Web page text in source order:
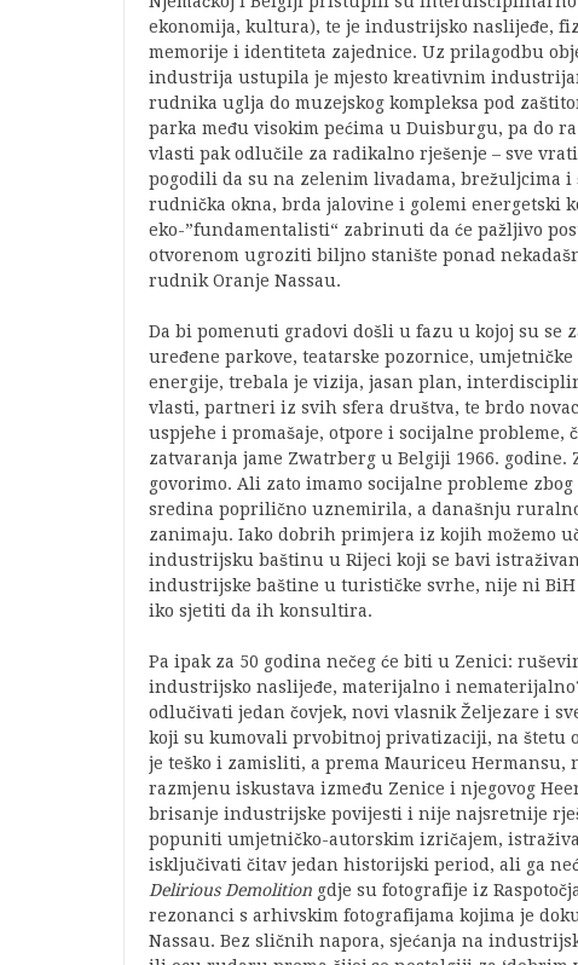
ekonomija, kultura), te je industrijsko naslijeđe,
memorije i identiteta zajednice. Uz prilagodbu
industrija ustupila je mjesto kreativnim
rudnika uglja do muzejskog kompleksa pod
parka među visokim pećima u Duisburgu, pa do
vlasti pak odlučile za radikalno rješenje – sve
pogodili da su na zelenim livadama, brežuljcima
rudnička okna, brda jalovine i golemi energetski
eko-”fundamentalisti“ zabrinuti da će pažljivo
otvorenom ugroziti biljno stanište ponad
rudnik Oranje Nassau.
Da bi pomenuti gradovi došli u fazu u kojoj su
uređene parkove, teatarske pozornice,
energije, trebala je vizija, jasan plan,
vlasti, partneri iz svih sfera društva, te brdo
uspjehe i promašaje, otpore i socijalne
zatvaranja jame Zwatrberg u Belgiji 1966.
govorimo. Ali zato imamo socijalne probleme
sredina poprilično uznemirila, a današnju
zanimaju. Iako dobrih primjera iz kojih možemo
industrijsku baštinu u Rijeci koji se bavi
industrijske baštine u turističke svrhe, nije ni
iko sjetiti da ih konsultira.
Pa ipak za 50 godina nečeg će biti u Zenici:
industrijsko naslijeđe, materijalno i
odlučivati jedan čovjek, novi vlasnik Željezare i
koji su kumovali prvobitnoj privatizaciji, na štetu
je teško i zamisliti, a prema Mauriceu
razmjenu iskustava između Zenice i njegovog
brisanje industrijske povijesti i nije najsretnije
popuniti umjetničko-autorskim izričajem,
isključivati čitav jedan historijski period, ali ga
Delirious Demolition gdje su fotografije iz
rezonanci s arhivskim fotografijama kojima je
Nassau. Bez sličnih napora, sjećanja na